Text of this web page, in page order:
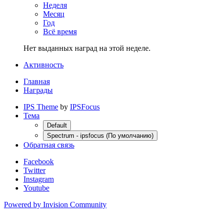
Неделя
Месяц
Год
Всё время
Нет выданных наград на этой неделе.
Активность
Главная
Награды
IPS Theme by IPSFocus
Тема
Default
Spectrum - ipsfocus (По умолчанию)
Обратная связь
Facebook
Twitter
Instagram
Youtube
Powered by Invision Community